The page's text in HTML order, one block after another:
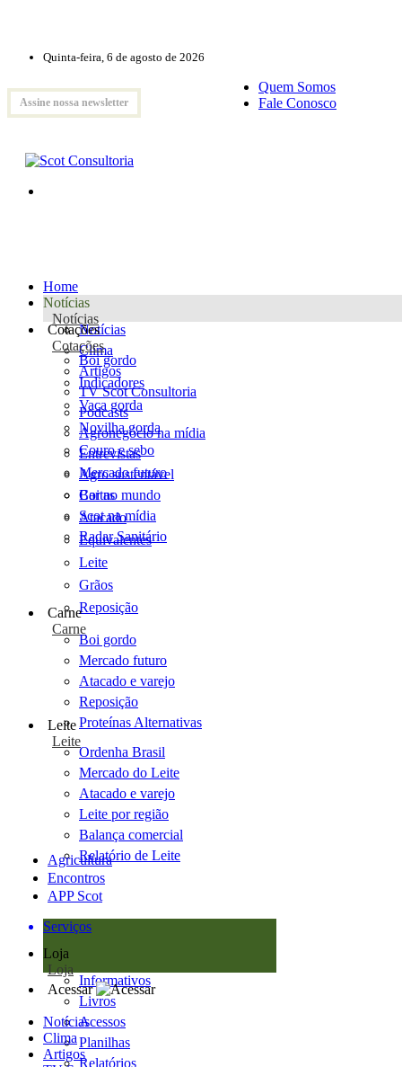
Quinta-feira, 6 de agosto de 2026
Assine nossa newsletter
Quem Somos
Fale Conosco
Home
Notícias
Notícias
Notícias
Clima
Artigos
TV Scot Consultoria
Podcasts
Agronegócio na mídia
Entrevistas
Agro sustentável
Cartas
Scot na mídia
Radar Sanitário
Cotações
Cotações
Boi gordo
Indicadores
Vaca gorda
Novilha gorda
Couro e sebo
Mercado futuro
Boi no mundo
Atacado
Equivalentes
Leite
Grãos
Reposição
Carne
Carne
Boi gordo
Mercado futuro
Atacado e varejo
Reposição
Proteínas Alternativas
Leite
Leite
Ordenha Brasil
Mercado do Leite
Atacado e varejo
Leite por região
Balança comercial
Relatório de Leite
Agricultura
Encontros
APP Scot
Serviços
Loja
Loja
Informativos
Livros
Acessos
Planilhas
Relatórios
Acessar
Notícias
Clima
Artigos